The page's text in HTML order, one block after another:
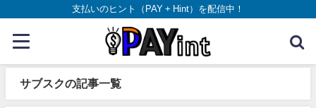
支払いのヒント（PAY + Hint）を配信中！
サブスクの記事一覧